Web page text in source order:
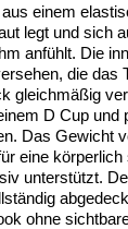
einem
legt und sich
anfühlt. Die
die das
gleichmäßig
D Cup und
Das Gewicht
eine
unterstützt.
ohne